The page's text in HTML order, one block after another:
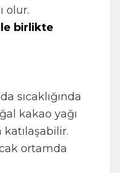
olur.
birlikte
sıcaklığında
kakao yağı
ortamda